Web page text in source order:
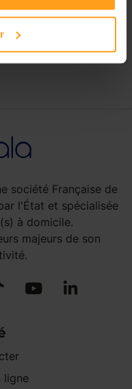
de
société Française de
l'État et spécialisée
à domicile.
majeurs de son
ligne